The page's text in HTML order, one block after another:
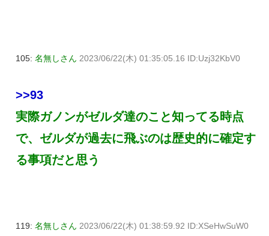
105: 名無しさん 2023/06/22(木) 01:35:05.16 ID:Uzj32KbV0
>>93
実際ガノンがゼルダ達のこと知ってる時点
で、ゼルダが過去に飛ぶのは歴史的に確定す
る事項だと思う
119: 名無しさん 2023/06/22(木) 01:38:59.92 ID:XSeHwSuW0